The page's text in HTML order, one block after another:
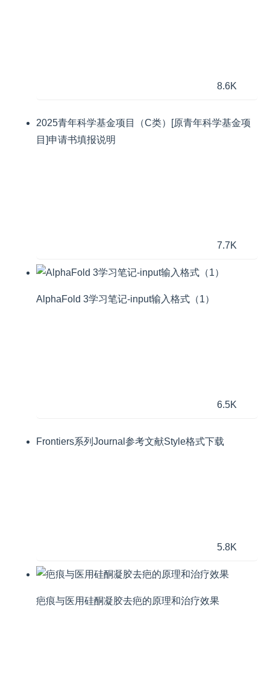
8.6K
2025青年科学基金项目（C类）[原青年科学基金项
目]申请书填报说明
7.7K
AlphaFold 3学习笔记-input输入格式（1）
6.5K
Frontiers系列Journal参考文献Style格式下载
5.8K
疤痕与医用硅酮凝胶去疤的原理和治疗效果